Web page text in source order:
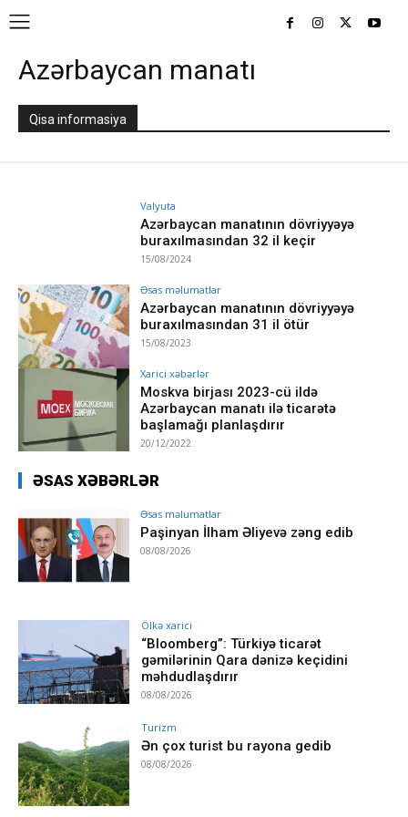
Azərbaycan manatı
Qisa informasiya
Valyuta
Azərbaycan manatının dövriyyəyə
buraxılmasından 32 il keçir
15/08/2024
Əsas məlumatlar
Azərbaycan manatının dövriyyəyə
buraxılmasından 31 il ötür
15/08/2023
Xarici xəbərlər
Moskva birjası 2023-cü ildə
Azərbaycan manatı ilə ticarətə
başlamağı planlaşdırır
20/12/2022
ƏSAS XƏBƏRLƏR
Əsas məlumatlar
Paşinyan İlham Əliyevə zəng edib
08/08/2026
Ölkə xarici
“Bloomberg”: Türkiyə ticarət
gəmilərinin Qara dənizə keçidini
məhdudlaşdırır
08/08/2026
Turizm
Ən çox turist bu rayona gedib
08/08/2026